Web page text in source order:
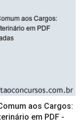
aos Cargos:
em PDF -